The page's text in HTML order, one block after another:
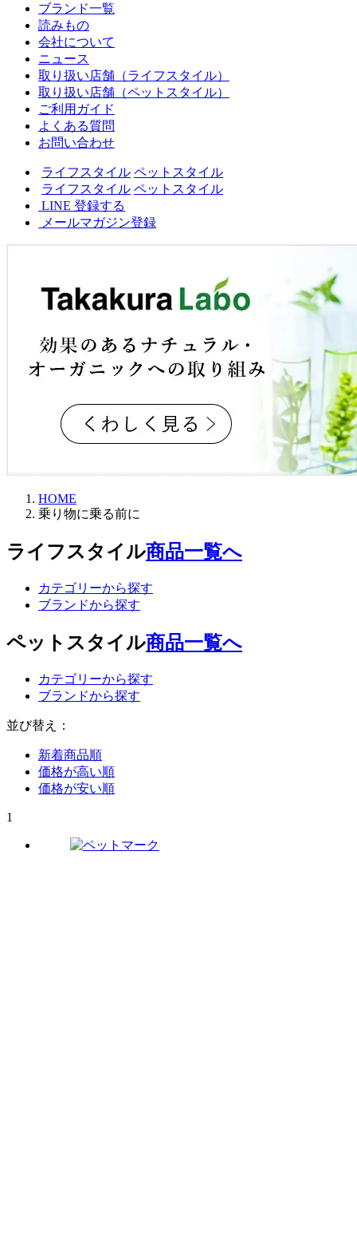
ブランド一覧
読みもの
会社について
ニュース
取り扱い店舗（ライフスタイル）
取り扱い店舗（ペットスタイル）
ご利用ガイド
よくある質問
お問い合わせ
ライフスタイル ペットスタイル
ライフスタイル ペットスタイル
LINE 登録する
メールマガジン登録
HOME
乗り物に乗る前に
ライフスタイル商品一覧へ
カテゴリーから探す
ブランドから探す
ペットスタイル商品一覧へ
カテゴリーから探す
ブランドから探す
並び替え：
新着商品順
価格が高い順
価格が安い順
1